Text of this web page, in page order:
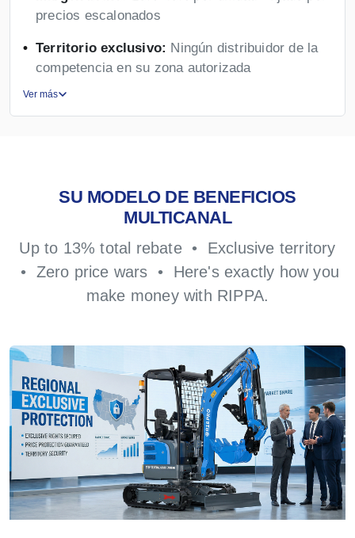
precios escalonados
Territorio exclusivo: Ningún distribuidor de la
competencia en su zona autorizada
Ver más
SU MODELO DE BENEFICIOS
MULTICANAL
Up to 13% total rebate • Exclusive territory
• Zero price wars • Here's exactly how you
make money with RIPPA.